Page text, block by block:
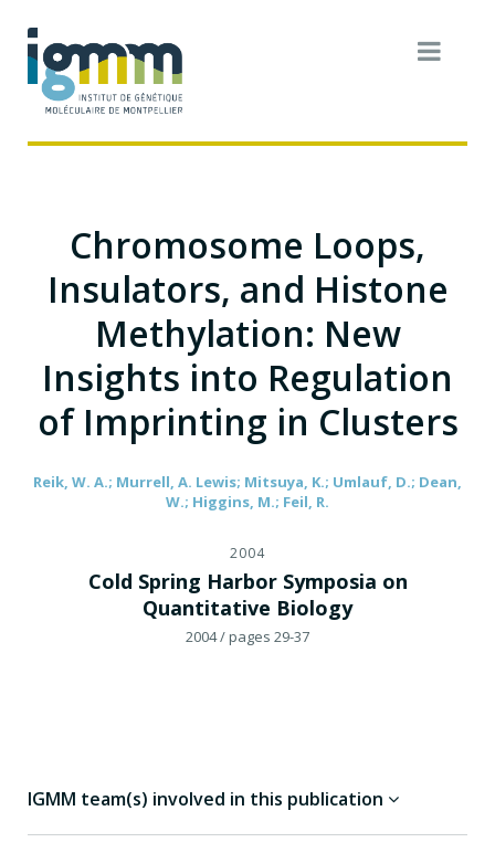
Chromosome Loops,
Insulators, and Histone
Methylation: New
Insights into Regulation
of Imprinting in Clusters
Reik, W. A.; Murrell, A. Lewis; Mitsuya, K.; Umlauf, D.; Dean,
W.; Higgins, M.; Feil, R.
2004
Cold Spring Harbor Symposia on
Quantitative Biology
2004/ pages 29-37
IGMM team(s) involved in this publication